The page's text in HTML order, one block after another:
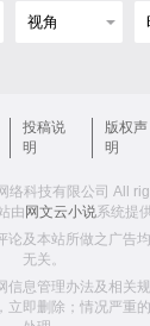
投稿说
明
版权声
明
科技有限公司 All
由网文云小说系统提
及本站所做之广告
无关。
息管理办法及相关
即删除；情况严重